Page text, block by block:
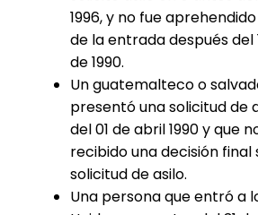
1996, y no fue
de la entrada después del
de 1990.
Un guatemalteco o
presentó una solicitud de
del 01 de abril 1990 y que
recibido una decisión final
solicitud de asilo.
Una persona que entró a